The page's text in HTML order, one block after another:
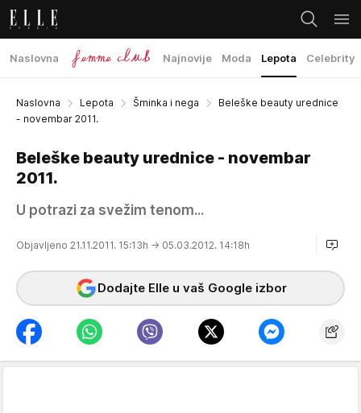
Naslovna Najnovije Moda Lepota Celebrity
Naslovna Lepota Šminka i nega
Beleške beauty urednice
- novembar 2011.
Beleške beauty urednice - novembar
2011.
U potrazi za svežim tenom...
Objavljeno 21.11.2011. 15:13h → 05.03.2012. 14:18h
Dodajte Elle u vaš Google izbor